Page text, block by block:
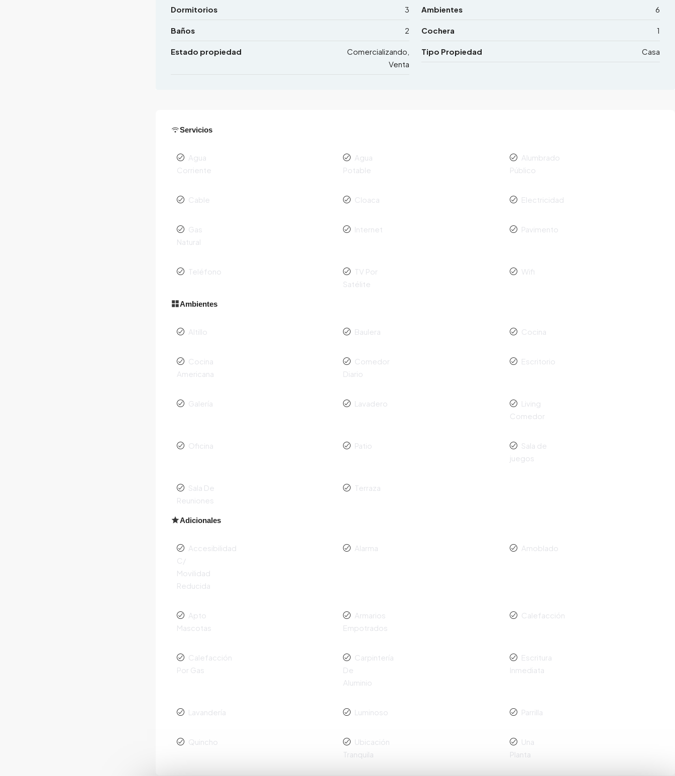
Dormitorios 3 Ambientes 6
Baños 2 Cochera 1
Estado propiedad
Comercializando,
Venta
Tipo Propiedad Casa
Servicios
Agua
Corriente
Agua
Potable
Alumbrado
Público
Cable Cloaca Electricidad
Gas
Natural
Internet Pavimento
Teléfono
TV Por
Satélite
Wifi
Ambientes
Altillo Baulera Cocina
Cocina
Americana
Comedor
Diario
Escritorio
Galería Lavadero
Living
Comedor
Oficina Patio
Sala de
juegos
Sala De
Reuniones
Terraza
Adicionales
Accesibilidad
C/
Movilidad
Reducida
Alarma Amoblado
Apto
Mascotas
Armarios
Empotrados
Calefacción
Calefacción
Por Gas
Carpintería
De
Aluminio
Escritura
Inmediata
Lavandería Luminoso Parrilla
Quincho
Ubicación
Tranquila
Una
Planta